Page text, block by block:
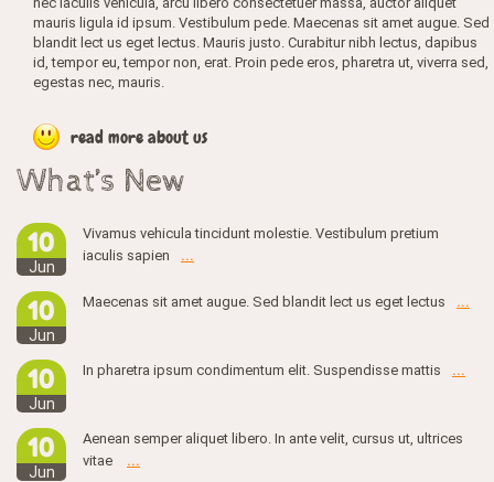
mauris ligula id ipsum. Vestibulum pede. Maecenas sit amet augue. Sed
blandit lect us eget lectus. Mauris justo. Curabitur nibh lectus, dapibus
id, tempor eu, tempor non, erat. Proin pede eros, pharetra ut, viverra sed,
egestas nec, mauris.
read more about us
What’s New
Vivamus vehicula tincidunt molestie. Vestibulum pretium
iaculis sapien
...
10
Jun
Maecenas sit amet augue. Sed blandit lect us eget lectus ...
10
Jun
In pharetra ipsum condimentum elit. Suspendisse mattis ...
10
Jun
Aenean semper aliquet libero. In ante velit, cursus ut, ultrices
vitae
...
10
Jun